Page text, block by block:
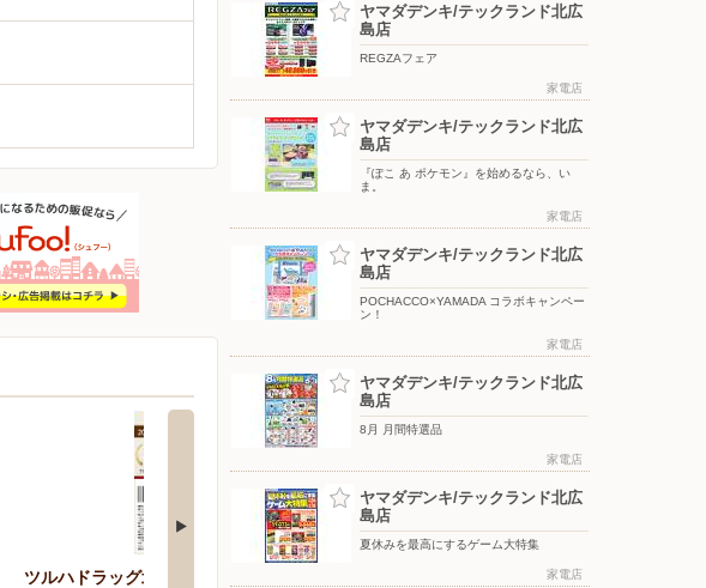
ツルハドラッグ北広島中央店
Shufoo!からのお知らせ（北海道エリ
ヤマダデンキ/テックランド北広
島店
REGZAフェア
家電店
ヤマダデンキ/テックランド北広
島店
『ぽこ あ ポケモン』を始めるなら、い
ま。
家電店
ヤマダデンキ/テックランド北広
島店
POCHACCO×YAMADA コラボキャンペー
ン！
家電店
ヤマダデンキ/テックランド北広
島店
8月 月間特選品
家電店
ヤマダデンキ/テックランド北広
島店
夏休みを最高にするゲーム大特集
家電店